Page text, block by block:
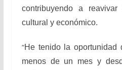
contribuyendo a
cultural y económico.
“He tenido la oportunidad
menos de un mes y